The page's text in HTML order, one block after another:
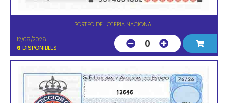
SORTEO DE LOTERIA NACIONAL
12/09/2026
6 DISPONIBLES 0
12646